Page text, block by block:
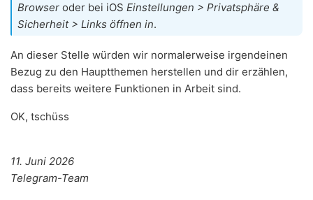
Browser oder bei iOS Einstellungen > Privatsphäre &
Sicherheit > Links öffnen in.
An dieser Stelle würden wir normalerweise irgendeinen
Bezug zu den Hauptthemen herstellen und dir erzählen,
dass bereits weitere Funktionen in Arbeit sind.
OK, tschüss
11. Juni 2026
Telegram-Team